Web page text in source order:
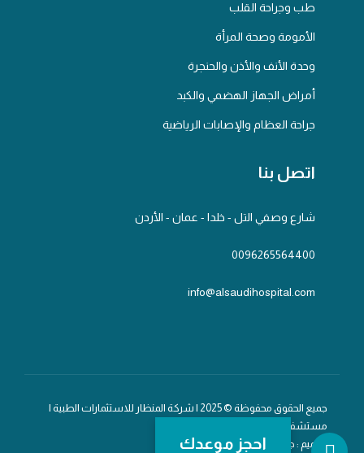
طب وجراحة القلب
الأمومة وصحة المرأة
وحدة الأنف والأذن والحنجرة
أمراض الجهاز الهضمي والكبد
جراحة العظام والإصابات الرياضية
اتصل بنا
شارع وصفي التل - خلدا - عمان - الأردن
0096265564400
info@alsaudihospital.com
جميع الحقوق محفوظة © 2025 | شركة المنظار للاستثمارات الطبية |
مستشفى السعودي
تصميم : جلف تكاحجز موعدك